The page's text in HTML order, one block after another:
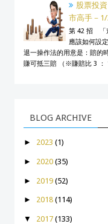
股票投
市高手－1/
第 42 招 「
應該如何設
退一操作法的用意是：賠的
賺可抵三賠 （※賺賠比 3 ：
BLOG ARCHIVE
► 2023 (1)
► 2020 (35)
► 2019 (52)
► 2018 (114)
▼ 2017 (133)